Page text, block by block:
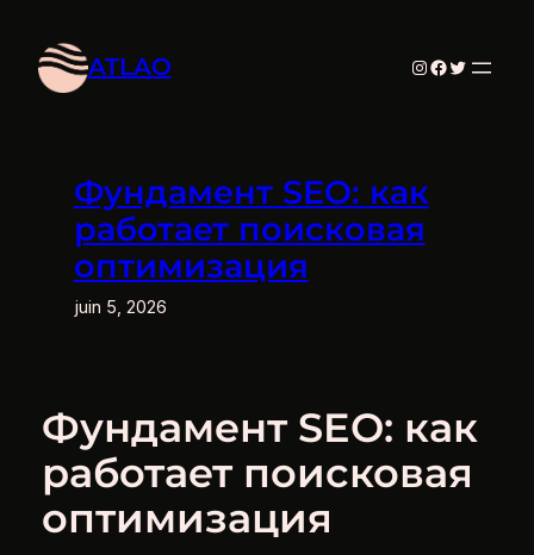
contenu
ATLAO Instagram
Facebook
Twitter
Фундамент SEO: как
работает поисковая
оптимизация
juin 5, 2026
Фундамент SEO: как
работает поисковая
оптимизация